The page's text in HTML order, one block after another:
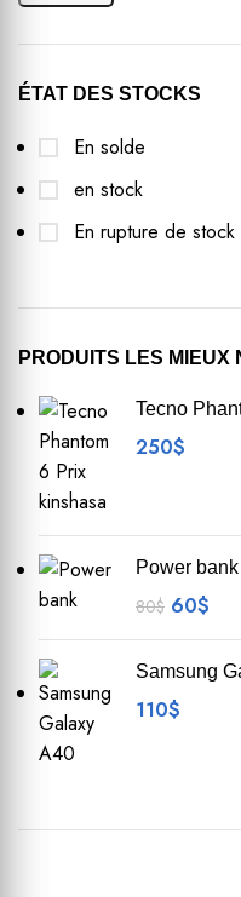
ÉTAT DES STOCKS
En solde
en stock
En rupture de stock
PRODUITS LES MIEUX
Tecno
250$
Power bank
80$ 60$
Samsung
110$